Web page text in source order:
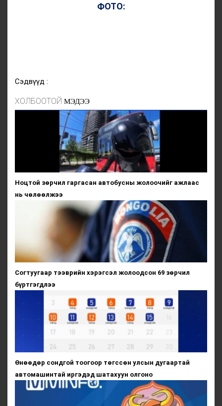
ФОТО:
Сэдвүүд :
ХОЛБООТОЙ МЭДЭЭ
Ноцтой зөрчил гаргасан автобусны жолоочийг ажлаас
нь чөлөөлжээ
Согтуугаар тээврийн хэрэгсэл жолоодсон 69 зөрчил
бүртгэгдлээ
Өнөөдөр сондгой тоогоор төгссөн улсын дугаартай
автомашинтай иргэдэд шатахуун олгоно